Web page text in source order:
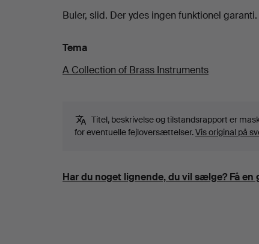
Buler, slid. Der ydes ingen funktionel garanti.
Tema
A Collection of Brass Instruments
Titel, beskrivelse og tilstandsrapport er
for eventuelle fejloversættelser.Vis original på
Har du noget lignende, du vil sælge? Få en